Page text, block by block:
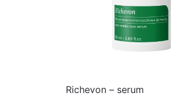
Richevon – serum